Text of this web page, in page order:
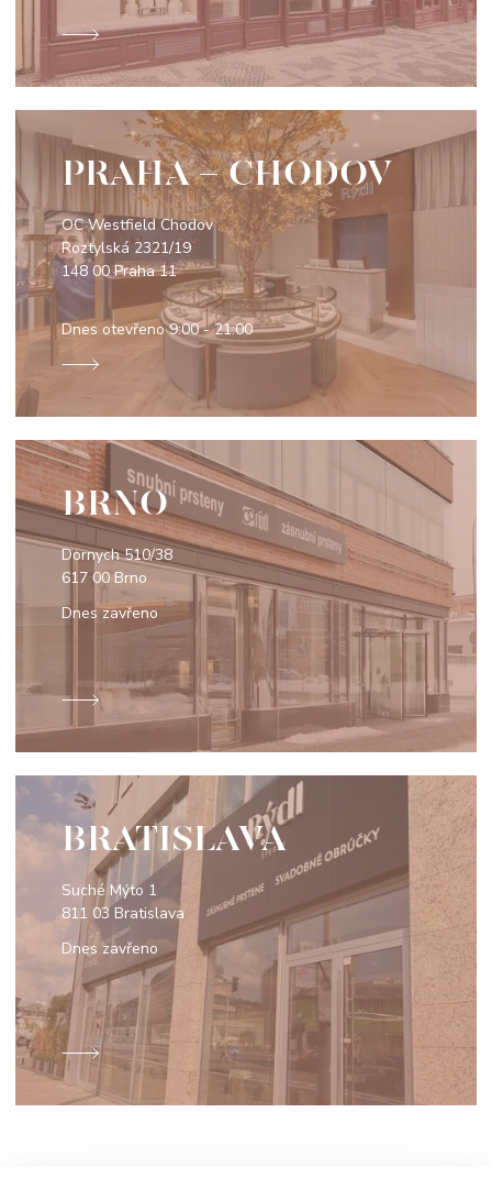
PRAHA - CHODOV
OC Westfield Chodov
Roztylská 2321/19
148 00 Praha 11
Dnes otevřeno9:00 - 21:00
BRNO
Dornych 510/38
617 00 Brno
Dnes zavřeno
BRATISLAVA
Suché Mýto 1
811 03 Bratislava
Dnes zavřeno